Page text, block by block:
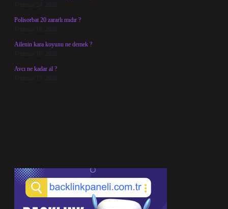
Temmuz 24, 2026
Polisorbat 20 zararlı mıdır ?
Temmuz 18, 2026
Ailenin kara koyunu ne demek ?
Temmuz 16, 2026
Avcı ne kadar al ?
Temmuz 15, 2026